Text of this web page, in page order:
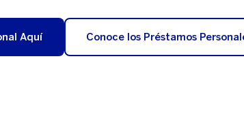
Aquí Conoce los Préstamos